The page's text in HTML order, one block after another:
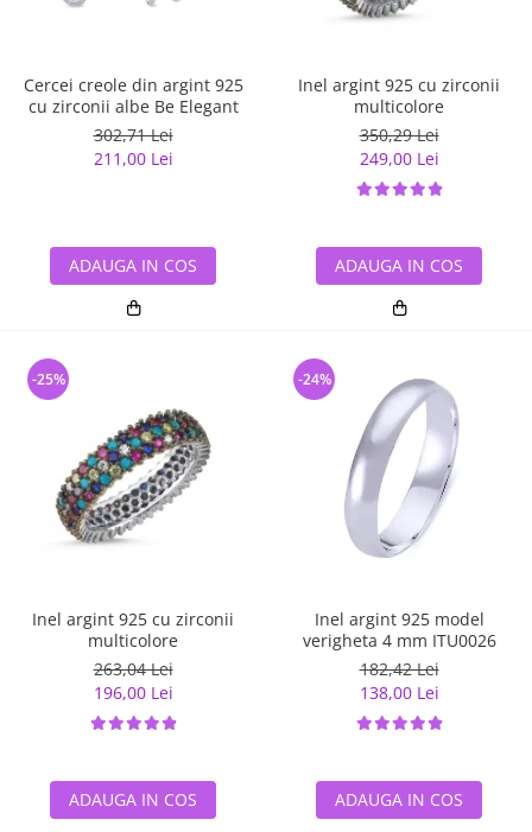
Cercei creole din argint 925
cu zirconii albe Be Elegant
302,71 Lei
211,00 Lei
ADAUGA IN COS
Inel argint 925 cu zirconii
multicolore
350,29 Lei
249,00 Lei
ADAUGA IN COS
Inel argint 925 cu zirconii
multicolore
263,04 Lei
196,00 Lei
-25%
ADAUGA IN COS
Inel argint 925 model
verigheta 4 mm ITU0026
182,42 Lei
138,00 Lei
-24%
ADAUGA IN COS